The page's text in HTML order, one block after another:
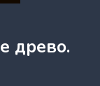
древо.